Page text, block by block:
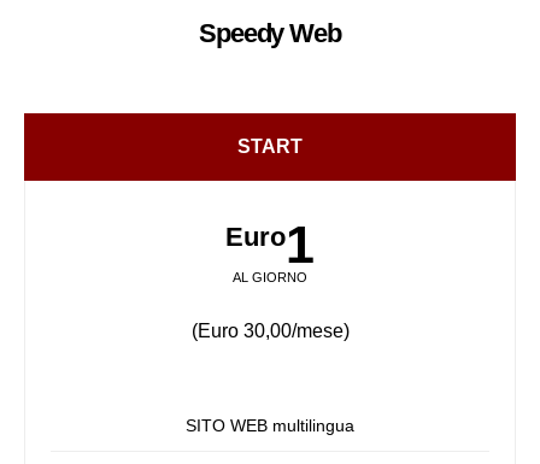
SpeedyWeb
START
Euro1
AL GIORNO
(Euro 30,00/mese)
SITO WEB multilingua